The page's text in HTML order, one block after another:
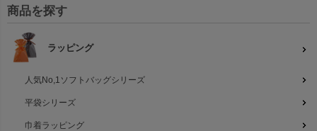
商品を探す
ラッピング
人気No,1ソフトバッグシリーズ
平袋シリーズ
巾着ラッピング